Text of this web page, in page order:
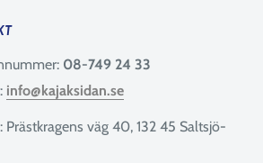
08-749 24 33
info@kajaksidan.se
Prästkragens väg 40, 132 45 Saltsjö-